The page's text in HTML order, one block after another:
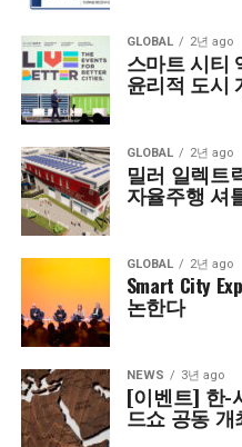
GLOBAL 2년 ago
스마트 시티
윤리적 도시
GLOBAL 2년 ago
밀러 일렉트
자율주행 셔
GLOBAL 2년 ago
Smart City
논한다
NEWS 3년 ago
[이벤트] 한-
드쇼 공동 개